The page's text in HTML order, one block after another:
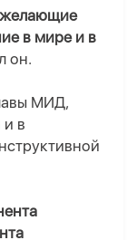
желающие
в мире и в
он.
МИД,
и в